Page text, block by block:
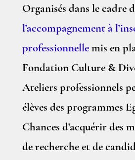
Organisés dans le cadre
l’accompagnement à
professionnellemis en
Fondation Culture &
Ateliers professionnels
élèves des programmes
Chances d’acquérir des
de recherche et de